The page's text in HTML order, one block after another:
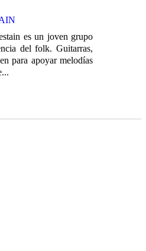
es un joven grupo
del folk. Guitarras,
para apoyar melodías